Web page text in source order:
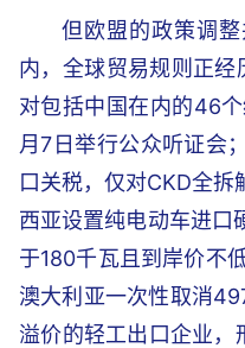
但欧盟的政策调
内，全球贸易规则正
对包括中国在内的46
月7日举行公众听证会
口关税，仅对CKD全拆
西亚设置纯电动车进口
于180千瓦且到岸价不
澳大利亚一次性取消
溢价的轻工出口企业